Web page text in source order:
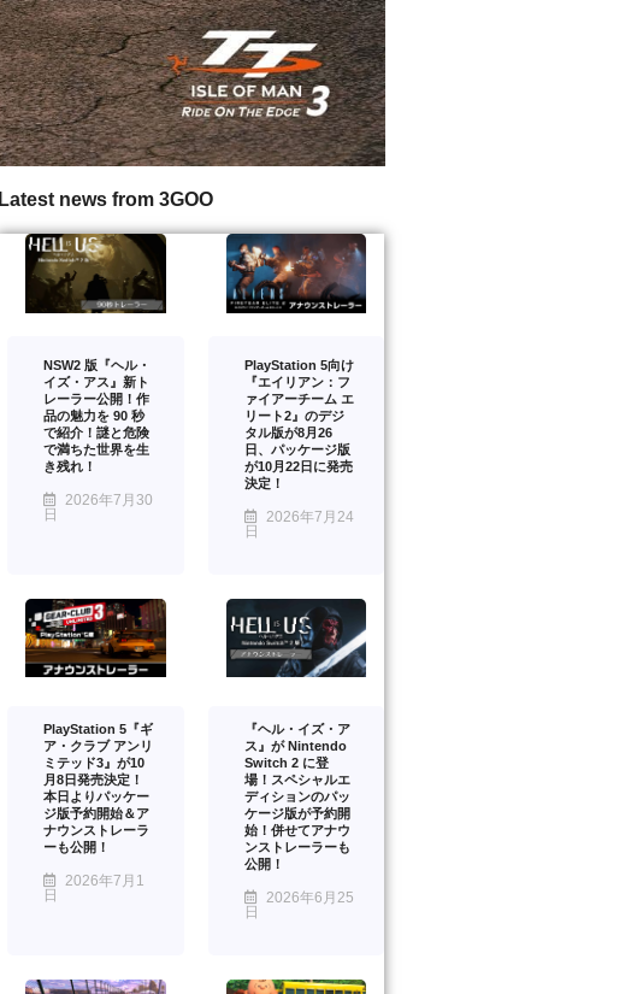
Latest news from 3GOO
NSW2 版『ヘル・
イズ・アス』新ト
レーラー公開！作
品の魅力を 90 秒
で紹介！謎と危険
で満ちた世界を生
き残れ！
2026年7月30
日
PlayStation 5向け
『エイリアン：フ
ァイアーチーム エ
リート2』のデジ
タル版が8月26
日、パッケージ版
が10月22日に発売
決定！
2026年7月24
日
PlayStation 5『ギ
ア・クラブ アンリ
ミテッド3』が10
月8日発売決定！
本日よりパッケー
ジ版予約開始＆ア
ナウンストレーラ
ーも公開！
2026年7月1
日
『ヘル・イズ・ア
ス』が Nintendo
Switch 2 に登
場！スペシャルエ
ディションのパッ
ケージ版が予約開
始！併せてアナウ
ンストレーラーも
公開！
2026年6月25
日